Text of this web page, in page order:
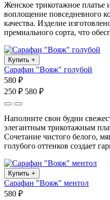
Женское трикотажное платье
воплощение повседневного
качества. Изделие
премиального сорта, что
Купить +
Сарафан "Вояж" голубой
580 ₽
250 ₽ 580 ₽
Наполните свои будни
элегантным трикотажным
Сочетание чистого белого,
голубого оттенков создает
Купить +
Сарафан "Вояж" ментол
580 ₽